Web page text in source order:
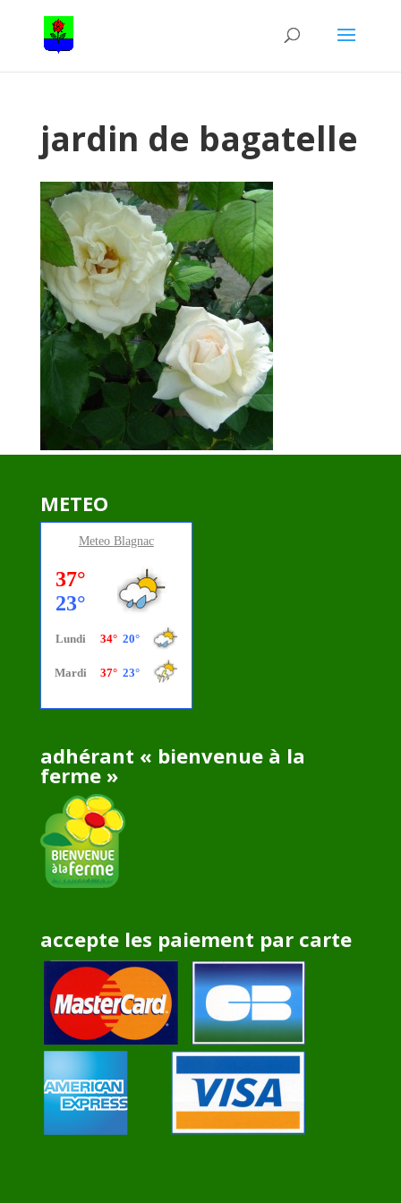
jardin de bagatelle
METEO
Meteo Blagnac
adhérant « bienvenue à la
ferme »
accepte les paiement par carte